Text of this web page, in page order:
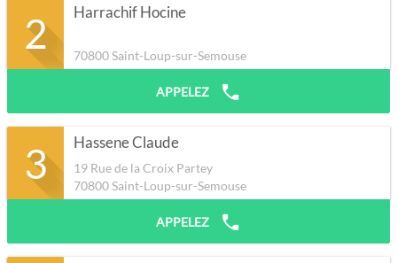
2 Harrachif Hocine
70800Saint-Loup-sur-Semouse
APPELEZ
3 Hassene Claude
19 Rue de la Croix Partey
70800Saint-Loup-sur-Semouse
APPELEZ